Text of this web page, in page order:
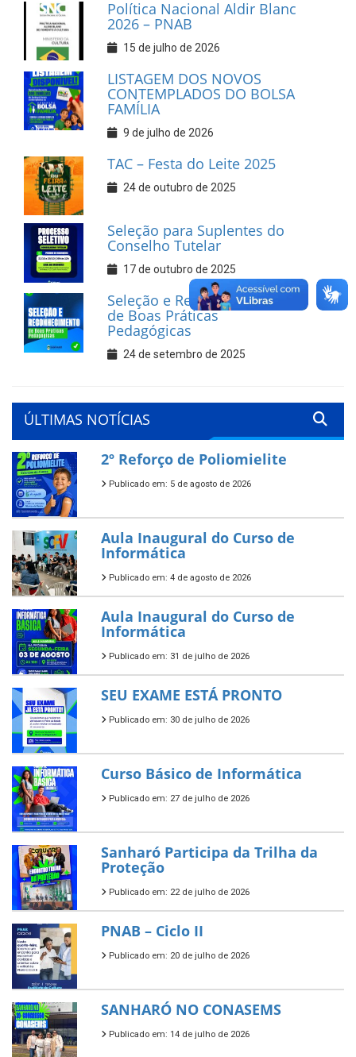
Política Nacional Aldir Blanc
2026 – PNAB
15 de julho de 2026
LISTAGEM DOS NOVOS
CONTEMPLADOS DO BOLSA
FAMÍLIA
9 de julho de 2026
TAC – Festa do Leite 2025
24 de outubro de 2025
Seleção para Suplentes do
Conselho Tutelar
17 de outubro de 2025
Seleção e Reconhecimento
de Boas Práticas
Pedagógicas
24 de setembro de 2025
ÚLTIMAS NOTÍCIAS
2º Reforço de Poliomielite
Publicado em: 5 de agosto de 2026
Aula Inaugural do Curso de
Informática
Publicado em: 4 de agosto de 2026
Aula Inaugural do Curso de
Informática
Publicado em: 31 de julho de 2026
SEU EXAME ESTÁ PRONTO
Publicado em: 30 de julho de 2026
Curso Básico de Informática
Publicado em: 27 de julho de 2026
Sanharó Participa da Trilha da
Proteção
Publicado em: 22 de julho de 2026
PNAB – Ciclo II
Publicado em: 20 de julho de 2026
SANHARÓ NO CONASEMS
Publicado em: 14 de julho de 2026